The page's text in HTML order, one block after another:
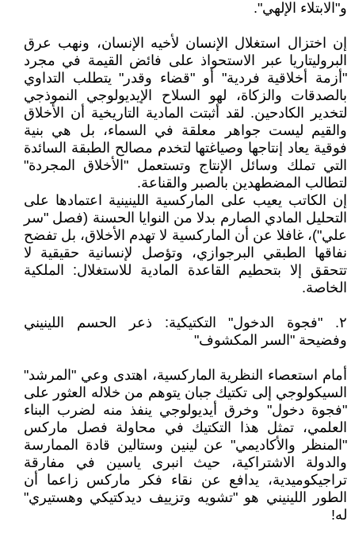
و"الابتلاء الإلهي".
إن اختزال استغلال الإنسان لأخيه الإنسان، ونهب عرق
البروليتاريا عبر الاستحواذ على فائض القيمة في مجرد
"أزمة أخلاقية فردية" أو "قضاء وقدر" يتطلب التداوي
بالصدقات والزكاة، لهو السلاح الإيديولوجي النموذجي
لتخدير الكادحين. لقد أثبتت المادية التاريخية أن الأخلاق
والقيم ليست جواهر معلقة في السماء، بل هي بنية
فوقية يعاد إنتاجها وصياغتها لتخدم مصالح الطبقة السائدة
التي تملك وسائل الإنتاج وتستعمل "الأخلاق المجردة"
لتطالب المضطهدين بالصبر والقناعة.
إن الكاتب يعيب على الماركسية اللينينية اعتمادها على
التحليل المادي الصارم بدلا من النوايا الحسنة (فصل "سر
علي")، غافلا عن أن الماركسية لا تهدم الأخلاق، بل تفضح
نفاقها الطبقي البرجوازي، وتؤصل لإنسانية حقيقية لا
تتحقق إلا بتحطيم القاعدة المادية للاستغلال: الملكية
الخاصة.
٢. "فجوة الدخول" التكتيكية: ذعر الحسم اللينيني
وفضيحة "السر المكشوف"
أمام استعصاء النظرية الماركسية، اهتدى وعي "المرشد"
السيكولوجي إلى تكتيك جبان يتوهم من خلاله العثور على
"فجوة دخول" وخرق أيديولوجي ينفذ منه لضرب البناء
العلمي، تمثل هذا التكتيك في محاولة فصل ماركس
"المنظر والأكاديمي" عن لينين وستالين قادة الممارسة
والدولة الاشتراكية، حيث انبرى ياسين في مفارقة
تراجيكوميدية، يدافع عن نقاء فكر ماركس زاعما أن
الطور اللينيني هو "تشويه وتزييف ديدكتيكي وهستيري"
له!